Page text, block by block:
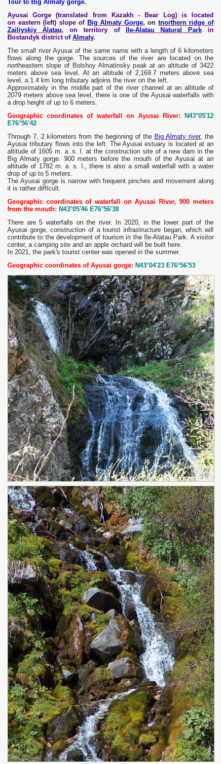
Tour to Big Almaty gorge.
Ayusai Gorge (translated from Kazakh - Bear Log) is located
on eastern (left) slope of Big Almaty Gorge, on tnorthern ridge of
Zailiyskiy Alatau,on territory of Ile-Alatau Natural Parkin
Bostandyk district of Almaty.
The small river Ayusai of the same name with a length of 6 kilometers
flows along the gorge. The sources of the river are located on the
northeastern slope of Bolshoy Almatinsky peak at an altitude of 3422
meters above sea level. At an altitude of 2,169.7 meters above sea
level, a 1.4 km long tributary adjoins the river on the left.
Approximately in the middle part of the river channel at an altitude of
2079 meters above sea level, there is one of the Ayusai waterfalls with
a drop height of up to 6 meters.
Geographic coordinates of waterfall on Ayusai River:
N43°05'12
E76°56'42
Through 7, 2 kilometers from the beginning of the Big Almaty river, the
Ayusai tributary flows into the left. The Ayusai estuary is located at an
altitude of 1605 m. a. s. l. at the construction site of a new dam in the
Big Almaty gorge. 900 meters before the mouth of the Ayusai at an
altitude of 1782 m. a. s. l., there is also a small waterfall with a water
drop of up to 5 meters.
The Ayusai gorge is narrow with frequent pinches and movement along
it is rather difficult.
Geographic coordinates of waterfall on Ayusai River, 900 meters
from the mouth: N43°05'46 E76°56'38
There are 5 waterfalls on the river. In 2020, in the lower part of the
Ayusai gorge, construction of a tourist infrastructure began, which will
contribute to the development of tourism in the Ile-Alatau Park. A visitor
center, a camping site and an apple orchard will be built here.
In 2021, the park's tourist center was opened in the summer.
Geographic coordinates of Ayusai gorge: N43°04'23 E76°56'53